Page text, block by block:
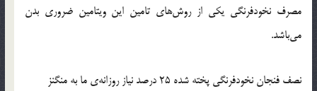
مصرف نخودفرنگی یکی از روش‌های تامین این ویتامین ضروری بدن
می‌باشد.
نصف فنجان نخودفرنگی پخته شده 25 درصد نیاز روزانه‌ی ما به منگنز